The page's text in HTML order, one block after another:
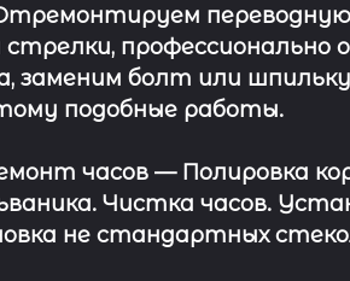
переводную
заменим болт или
подобные работы.
часов— Полировка
Чистка часов.
не стандартных